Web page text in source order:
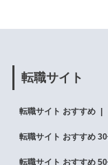
転職サイト
転職サイト おすすめ
転職サイト おすすめ
転職サイト おすすめ